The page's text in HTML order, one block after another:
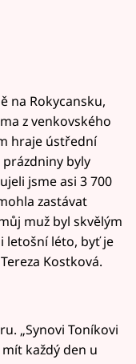
na Rokycansku,
z venkovského
hraje ústřední
byly
jsme asi 3 700
zastávat
muž byl skvělým
letošní léto, byť je
Kostková.
„Synovi Toníkovi
každý den u